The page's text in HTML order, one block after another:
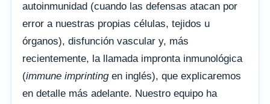
autoinmunidad (cuando las defensas atacan por
error a nuestras propias células, tejidos u
órganos), disfunción vascular y, más
recientemente, la llamada impronta inmunológica
(immune imprintingen inglés), que explicaremos
en detalle más adelante. Nuestro equipo ha